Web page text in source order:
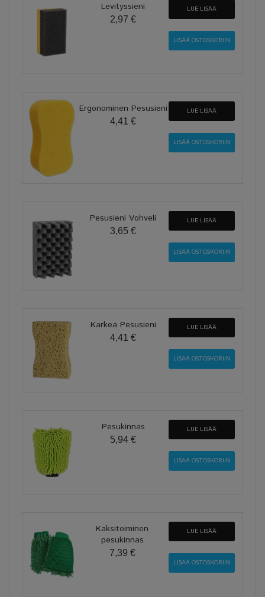
Levityssieni
2,97 €
LUE LISÄÄ
Ergonominen Pesusieni
4,41 €
LUE LISÄÄ
Pesusieni Vohveli
3,65 €
LUE LISÄÄ
Karkea Pesusieni
4,41 €
LUE LISÄÄ
Pesukinnas
5,94 €
LUE LISÄÄ
Kaksitoiminen
pesukinnas
7,39 €
LUE LISÄÄ